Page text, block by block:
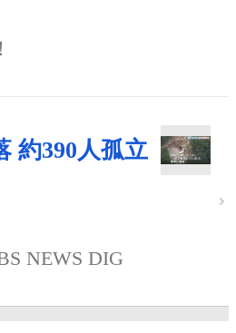
約390人孤立
NEWS DIG